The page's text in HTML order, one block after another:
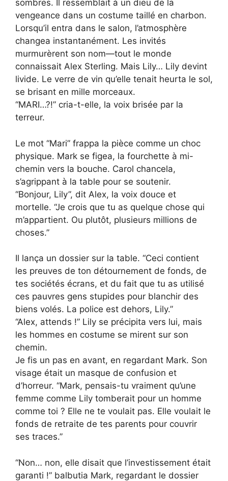
sombres. Il ressemblait à un dieu de la
vengeance dans un costume taillé en charbon.
Lorsqu’il entra dans le salon, l’atmosphère
changea instantanément. Les invités
murmurèrent son nom—tout le monde
connaissait Alex Sterling. Mais Lily… Lily devint
livide. Le verre de vin qu’elle tenait heurta le sol,
se brisant en mille morceaux.
“MARI…?!” cria-t-elle, la voix brisée par la
terreur.
Le mot “Mari” frappa la pièce comme un choc
physique. Mark se figea, la fourchette à mi-
chemin vers la bouche. Carol chancela,
s’agrippant à la table pour se soutenir.
“Bonjour, Lily”, dit Alex, la voix douce et
mortelle. “Je crois que tu as quelque chose qui
m’appartient. Ou plutôt, plusieurs millions de
choses.”
Il lança un dossier sur la table. “Ceci contient
les preuves de ton détournement de fonds, de
tes sociétés écrans, et du fait que tu as utilisé
ces pauvres gens stupides pour blanchir des
biens volés. La police est dehors, Lily.”
“Alex, attends !” Lily se précipita vers lui, mais
les hommes en costume se mirent sur son
chemin.
Je fis un pas en avant, en regardant Mark. Son
visage était un masque de confusion et
d’horreur. “Mark, pensais-tu vraiment qu’une
femme comme Lily tomberait pour un homme
comme toi ? Elle ne te voulait pas. Elle voulait le
fonds de retraite de tes parents pour couvrir
ses traces.”
“Non… non, elle disait que l’investissement était
garanti !” balbutia Mark, regardant le dossier